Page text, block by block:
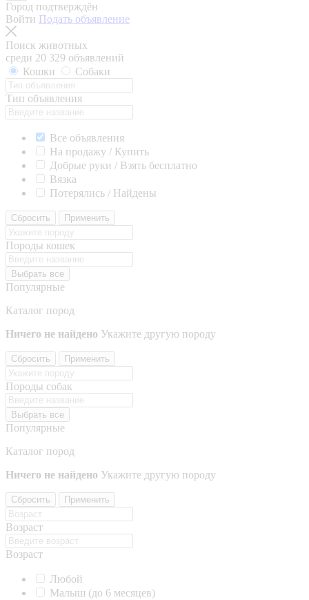
Город подтверждён
Войти Подать объявление
Поиск животных
среди 20 329 объявлений
Кошки
Собаки
Тип объявления
Все объявления
На продажу / Купить
Добрые руки / Взять бесплатно
Вязка
Потерялись / Найдены
Сбросить Применить
Породы кошек
Выбрать все
Популярные
Каталог пород
Ничего не найдено Укажите другую породу
Сбросить Применить
Породы собак
Выбрать все
Популярные
Каталог пород
Ничего не найдено Укажите другую породу
Сбросить Применить
Возраст
Возраст
Любой
Малыш (до 6 месяцев)